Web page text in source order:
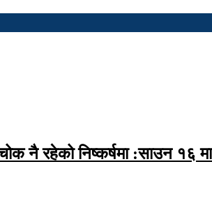
नै रहेको निष्कर्षमा :साउन १६